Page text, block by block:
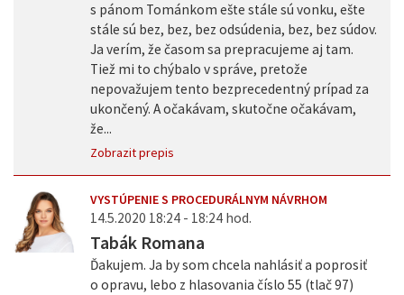
s pánom Tománkom ešte stále sú vonku, ešte
stále sú bez, bez, bez odsúdenia, bez, bez súdov.
Ja verím, že časom sa prepracujeme aj tam.
Tiež mi to chýbalo v správe, pretože
nepovažujem tento bezprecedentný prípad za
ukončený. A očakávam, skutočne očakávam,
že...
Zobrazit prepis
VYSTÚPENIE S PROCEDURÁLNYM NÁVRHOM
14.5.2020 18:24 - 18:24 hod.
Tabák Romana
Ďakujem. Ja by som chcela nahlásiť a poprosiť
o opravu, lebo z hlasovania číslo 55 (tlač 97)